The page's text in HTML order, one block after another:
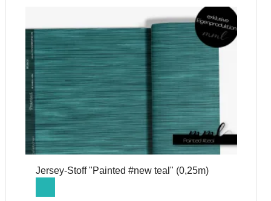
Jersey-Stoff "Painted #new teal" (0,25m)